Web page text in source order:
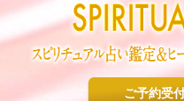
ご予約受